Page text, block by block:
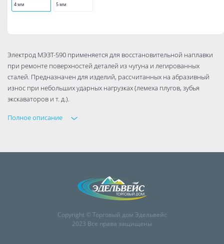
4 мм 5 мм
Электрод МЭЗТ-590 применяется для восстановительной наплавки
при ремонте поверхностей деталей из чугуна и легированных
сталей. Предназначен для изделий, рассчитанных на абразивный
износ при небольших ударных нагрузках (лемеха плугов, зубья
экскаваторов и т. д.).
Полное описание
Copyright © Торговый дом Эдельвейс
2023 Все права защищены